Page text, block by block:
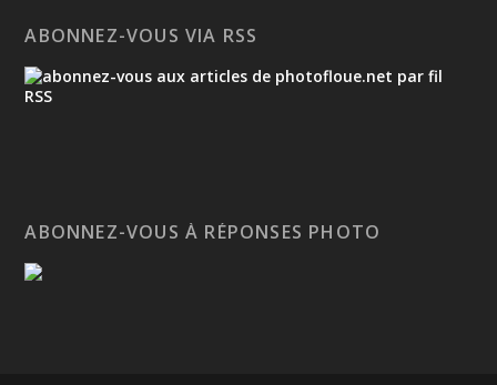
ABONNEZ-VOUS VIA RSS
ABONNEZ-VOUS À RÉPONSES PHOTO